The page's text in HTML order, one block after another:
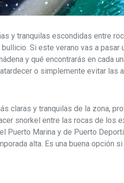
y tranquilas escondidas entre
Si este verano vas a pasar
y qué encontrarás en cada
o simplemente evitar las
claras y tranquilas de la zona,
snorkel entre las rocas de los
Puerto Marina y de Puerto
alta. Es una buena opción